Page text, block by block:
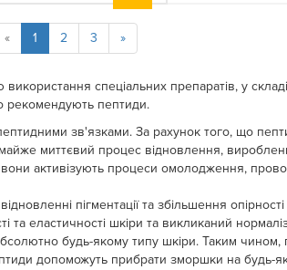
« 1 2 3 »
спеціальних препаратів, у
рекомендують пептиди.
зв'язками. За рахунок того, що
миттєвий процес відновлення,
активізують процеси омолодження,
пігментації та збільшення
еластичності шкіри та викликаний
будь-якому типу шкіри. Таким чином,
допоможуть прибрати зморшки на будь-